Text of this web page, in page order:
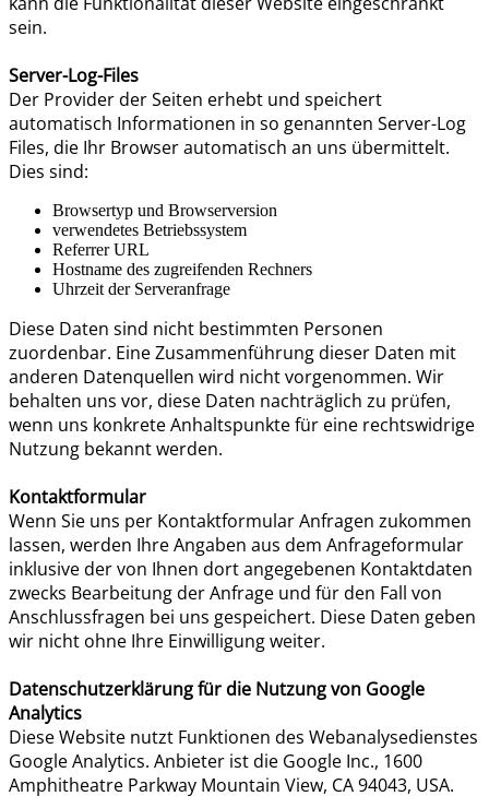
sein.
Server-Log-Files
Der Provider der Seiten erhebt und speichert
automatisch Informationen in so genannten Server-Log
Files, die Ihr Browser automatisch an uns übermittelt.
Dies sind:
Browsertyp und Browserversion
verwendetes Betriebssystem
Referrer URL
Hostname des zugreifenden Rechners
Uhrzeit der Serveranfrage
Diese Daten sind nicht bestimmten Personen
zuordenbar. Eine Zusammenführung dieser Daten mit
anderen Datenquellen wird nicht vorgenommen. Wir
behalten uns vor, diese Daten nachträglich zu prüfen,
wenn uns konkrete Anhaltspunkte für eine rechtswidrige
Nutzung bekannt werden.
Kontaktformular
Wenn Sie uns per Kontaktformular Anfragen zukommen
lassen, werden Ihre Angaben aus dem Anfrageformular
inklusive der von Ihnen dort angegebenen Kontaktdaten
zwecks Bearbeitung der Anfrage und für den Fall von
Anschlussfragen bei uns gespeichert. Diese Daten geben
wir nicht ohne Ihre Einwilligung weiter.
Datenschutzerklärung für die Nutzung von Google
Analytics
Diese Website nutzt Funktionen des Webanalysedienstes
Google Analytics. Anbieter ist die Google Inc., 1600
Amphitheatre Parkway Mountain View, CA 94043, USA.